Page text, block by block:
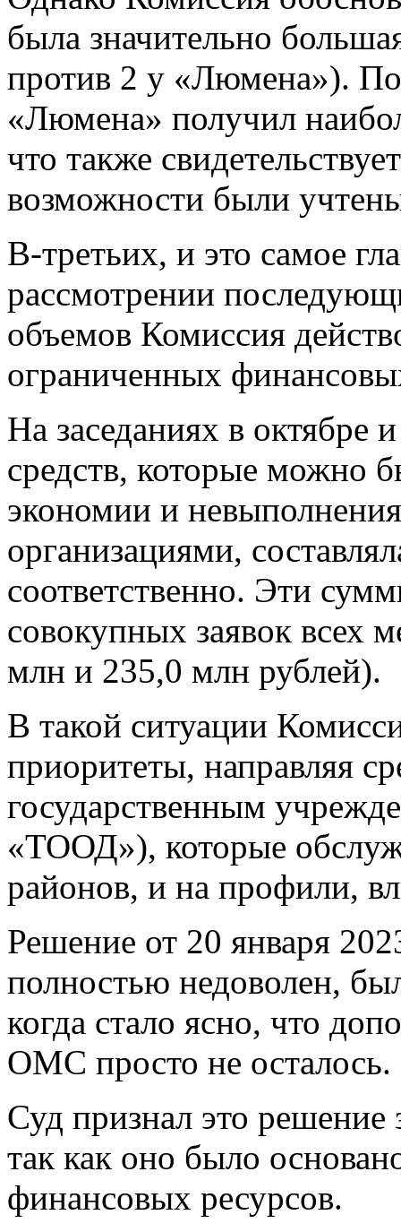
была значительно
против 2 у «Люмена»).
«Люмена» получил
что также
возможности были
В-третьих, и это самое
рассмотрении
объемов Комиссия
ограниченных
На заседаниях в октябре
средств, которые можно
экономии и
организациями,
соответственно. Эти
совокупных заявок всех
млн и 235,0 млн рублей).
В такой ситуации
приоритеты, направляя
государственным
«ТООД»), которые
районов, и на профили,
Решение от 20 января
полностью недоволен,
когда стало ясно, что
ОМС просто не осталось.
Суд признал это
так как оно было
финансовых ресурсов.